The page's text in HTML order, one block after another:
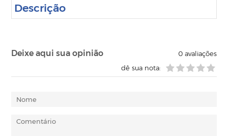
Descrição
Deixe aqui sua opinião 0avaliações
dê sua nota: